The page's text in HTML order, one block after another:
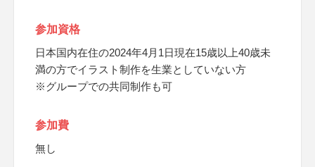
参加資格
日本国内在住の2024年4月1日現在15歳以上40歳未
満の方でイラスト制作を生業としていない方
※グループでの共同制作も可
参加費
無し